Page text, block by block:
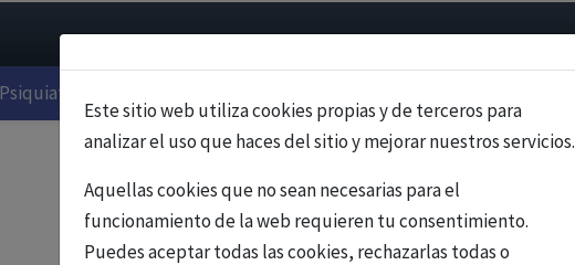
Psiquiatría
Este sitio web utiliza cookies propias y de terceros para
analizar el uso que haces del sitio y mejorar nuestros servicios.
Aquellas cookies que no sean necesarias para el
funcionamiento de la web requieren tu consentimiento.
Puedes aceptar todas las cookies, rechazarlas todas o